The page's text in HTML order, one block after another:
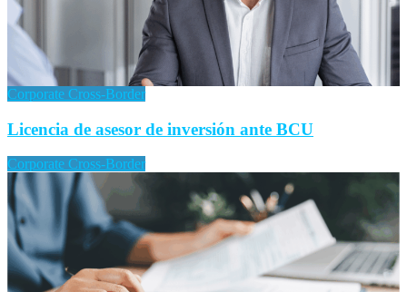
Corporate Cross-Border
Licencia de asesor de inversión ante BCU
Corporate Cross-Border